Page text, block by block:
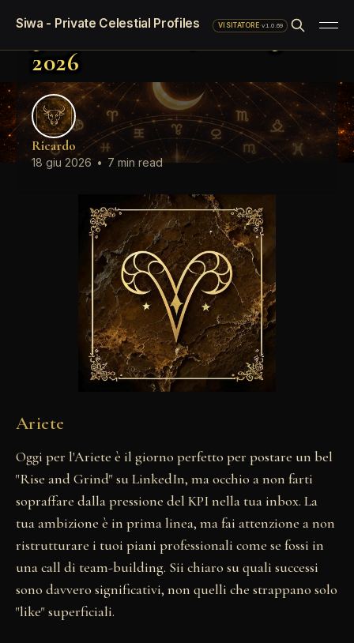
Siwa - Private Celestial Profiles VISITATORE·v1.0.69
Oroscopo LinkedIn del
giorno Giovedì, 18 Giugno
2026
Ricardo
18 giu 2026 • 7 min read
Ariete
Oggi per l'Ariete è il giorno perfetto per postare un bel
"Rise and Grind" su LinkedIn, ma occhio a non farti
sopraffare dalla pressione del KPI nella tua inbox. La
tua ambizione è in prima linea, ma fai attenzione a non
ristrutturare i tuoi piani professionali come se fossi in
una call di team-building. Sii chiaro su quali successi
sono davvero significativi, non quelli che strappano solo
"like" superficiali.